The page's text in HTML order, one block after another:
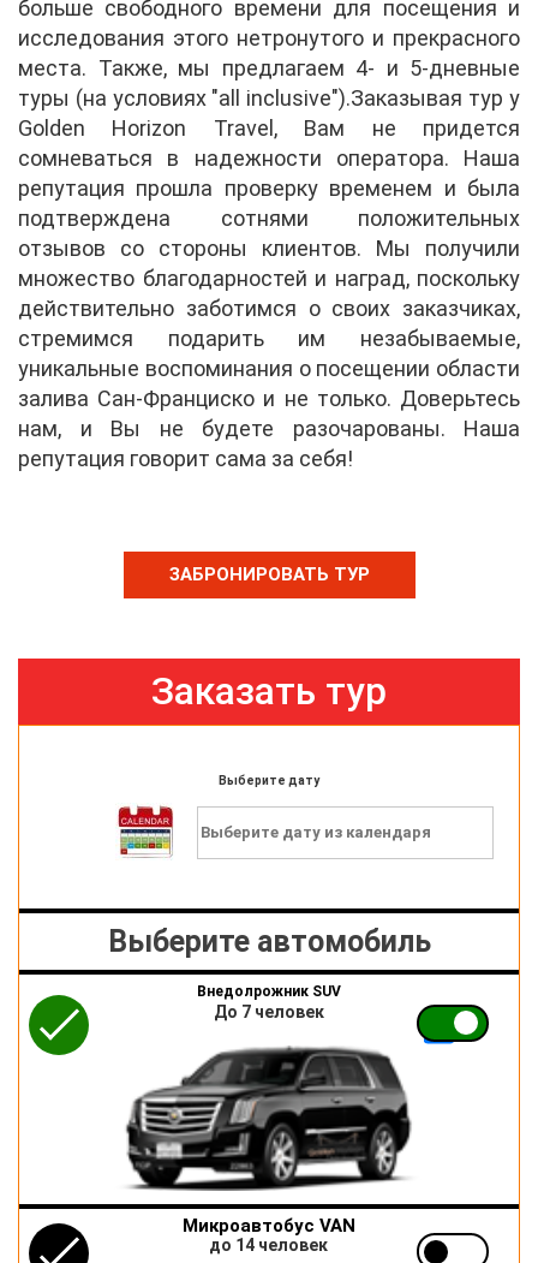
больше свободного времени для посещения и
исследования этого нетронутого и прекрасного
места. Также, мы предлагаем 4- и 5-дневные
туры (на условиях "all inclusive").Заказывая тур у
Golden Horizon Travel, Вам не придется
сомневаться в надежности оператора. Наша
репутация прошла проверку временем и была
подтверждена сотнями положительных
отзывов со стороны клиентов. Мы получили
множество благодарностей и наград, поскольку
действительно заботимся о своих заказчиках,
стремимся подарить им незабываемые,
уникальные воспоминания о посещении области
залива Сан-Франциско и не только. Доверьтесь
нам, и Вы не будете разочарованы. Наша
репутация говорит сама за себя!
ЗАБРОНИРОВАТЬ ТУР
Заказать тур
Выберите дату
Выберите автомобиль
Внедолрожник SUV
До 7 человек
Микроавтобус VAN
до 14 человек